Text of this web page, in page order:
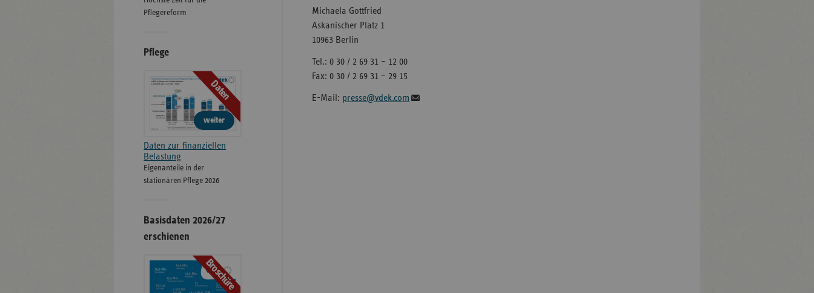
Michaela Gottfried
Askanischer Platz 1
10963 Berlin
Tel.: 0 30 / 2 69 31 – 12 00
Fax: 0 30 / 2 69 31 – 29 15
E-Mail: presse@vdek.com
Pflegereform
Pflege
Daten
weiter
Daten zur finanziellen
Belastung
Eigenanteile in der
stationären Pflege 2026
Basisdaten 2026/27
erschienen
Broschüre